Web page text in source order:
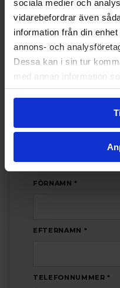
sociala medier och
vidarebefordrar även
information från din
annons- och
Dessa kan i sin tur
med annan information
har samlat in när du har
FÖRNAMN *
EFTERNAMN *
TELEFONNUMMER *